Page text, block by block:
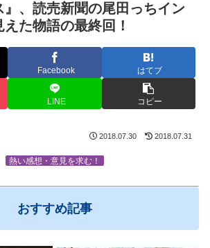
』、読売新聞の尾田っちイン
た物語の最終回！
Facebook はてブ
LINE コピー
2018.07.30 2018.07.31
熱い感想・意見を求む！
おすすめ記事